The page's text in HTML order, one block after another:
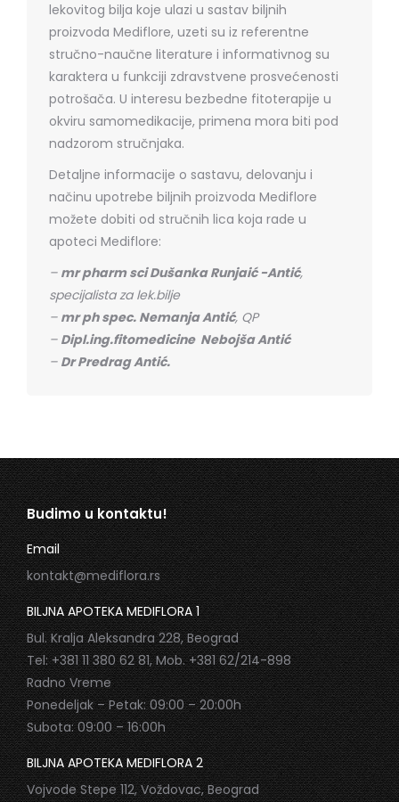
lekovitog bilja koje ulazi u sastav biljnih
proizvoda Mediflore, uzeti su iz referentne
stručno-naučne literature i informativnog su
karaktera u funkciji zdravstvene prosvećenosti
potrošača. U interesu bezbedne fitoterapije u
okviru samomedikacije, primena mora biti pod
nadzorom stručnjaka.
Detaljne informacije o sastavu, delovanju i
načinu upotrebe biljnih proizvoda Mediflore
možete dobiti od stručnih lica koja rade u
apoteci Mediflore:
– mr pharm sci Dušanka Runjaić -Antić,
specijalista za lek.bilje
– mr ph spec. Nemanja Antić, QP
– Dipl.ing.fitomedicine Nebojša Antić
– Dr Predrag Antić.
Budimo u kontaktu!
Email
kontakt@mediflora.rs
BILJNA APOTEKA MEDIFLORA 1
Bul. Kralja Aleksandra 228, Beograd
Tel: +381 11 380 62 81, Mob. +381 62/214-898
Radno Vreme
Ponedeljak – Petak: 09:00 – 20:00h
Subota: 09:00 – 16:00h
BILJNA APOTEKA MEDIFLORA 2
Vojvode Stepe 112, Voždovac, Beograd